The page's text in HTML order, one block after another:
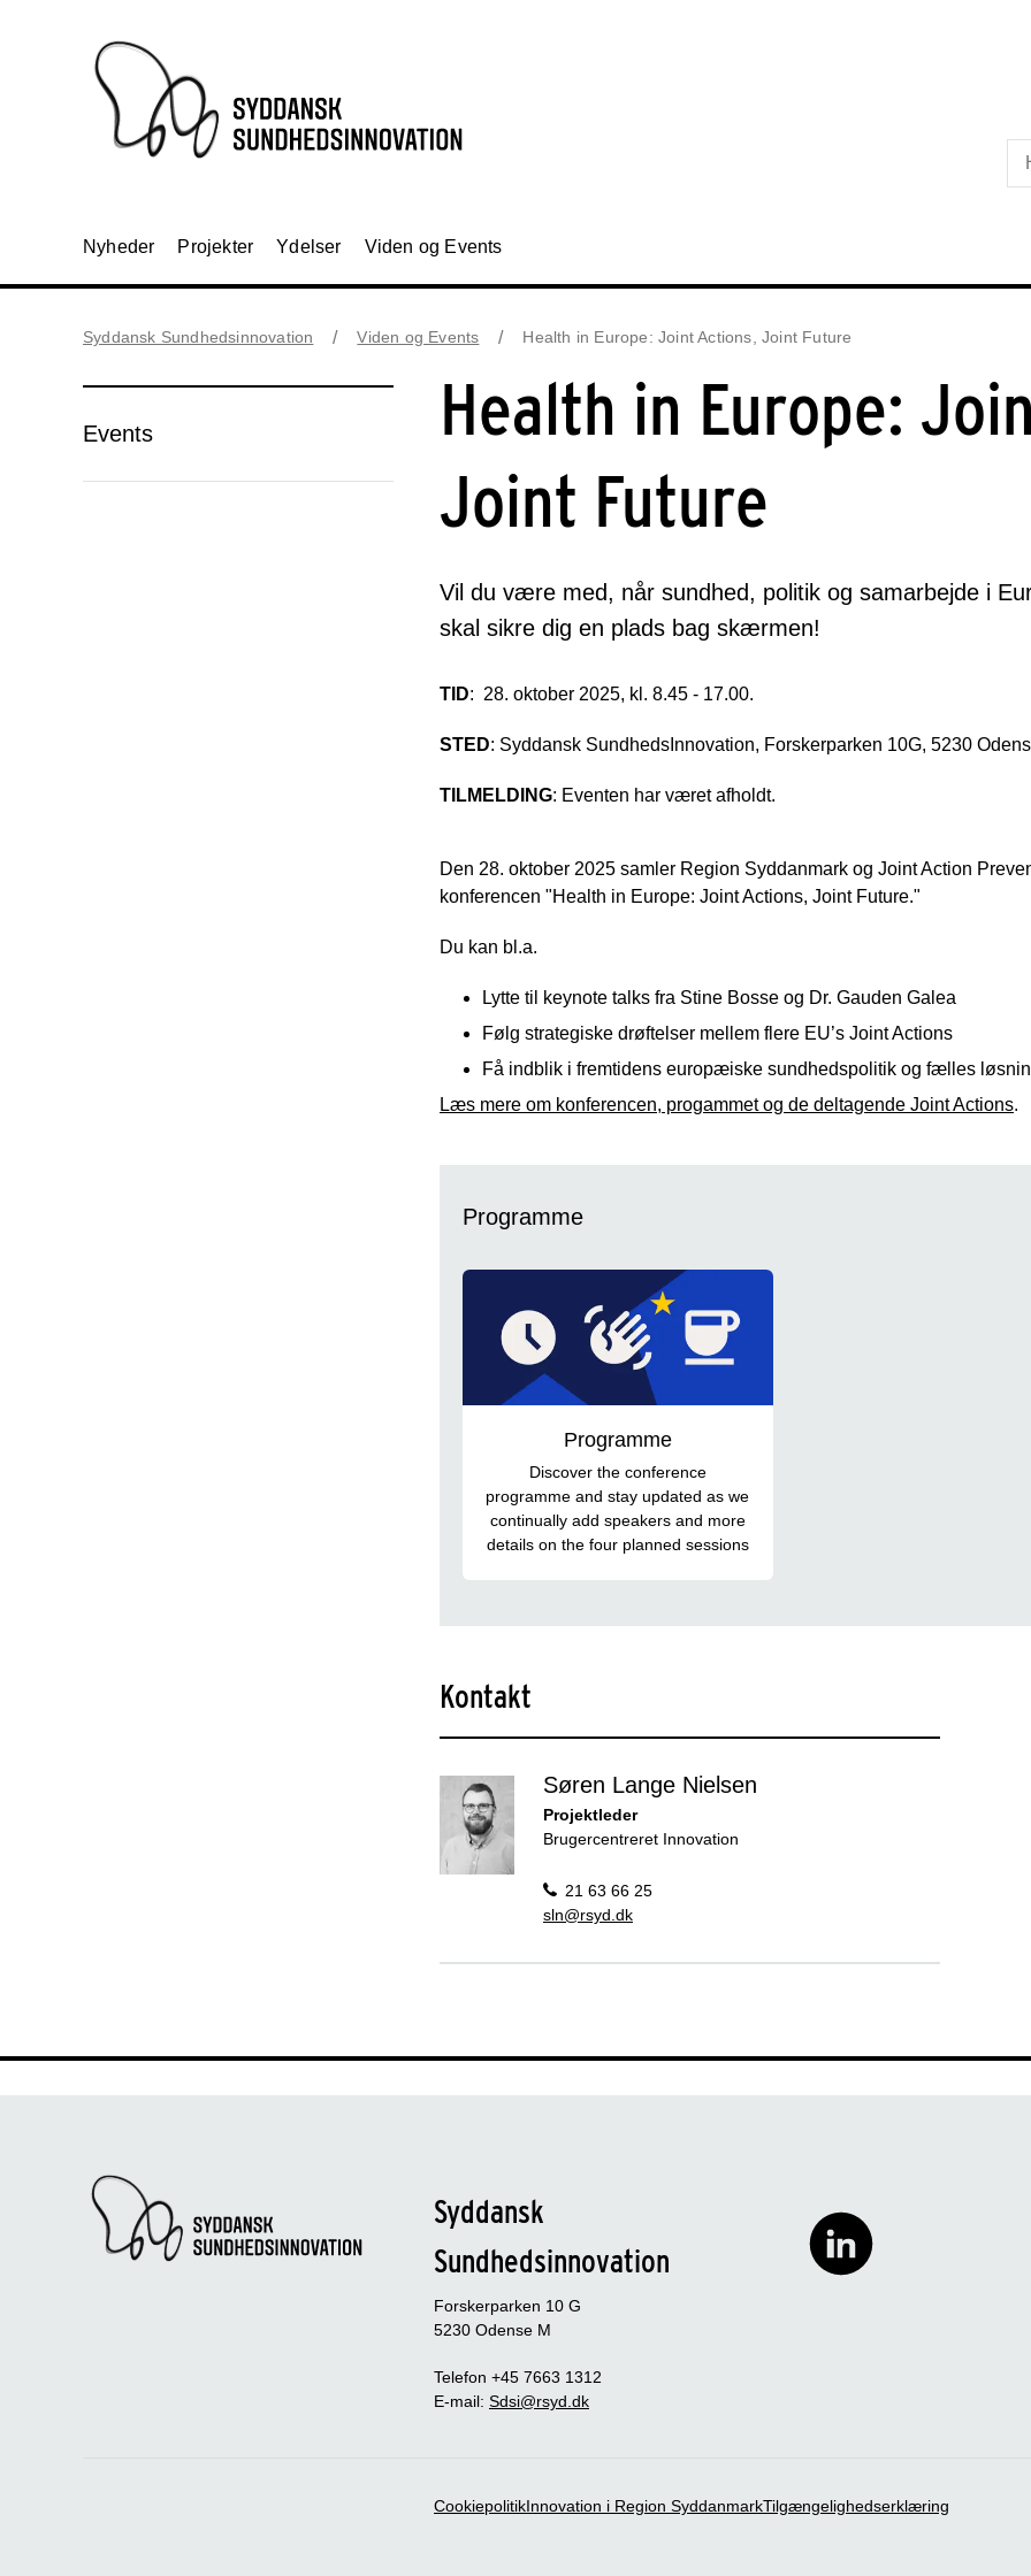
Nyheder Projekter Ydelser Viden og Events
Syddansk Sundhedsinnovation Viden og Events Health in Europe: Joint Actions, Joint Future
Events
Health in Europe:
Joint Future
Vil du være med, når sundhed, politik og samarbejde i
skal sikre dig en plads bag skærmen!
TID: 28. oktober 2025, kl. 8.45 - 17.00.
STED: Syddansk SundhedsInnovation, Forskerparken 10G, 5230
TILMELDING: Eventen har været afholdt.
Den 28. oktober 2025 samler Region Syddanmark og Joint Action
konferencen "Health in Europe: Joint Actions, Joint Future."
Du kan bl.a.
Lytte til keynote talks fra Stine Bosse og Dr. Gauden Galea
Følg strategiske drøftelser mellem flere EU’s Joint Actions
Få indblik i fremtidens europæiske sundhedspolitik og fælles
Læs mere om konferencen, progammet og de deltagende Joint Actions.
Programme
Programme
Discover the conference
programme and stay updated as we
continually add speakers and more
details on the four planned sessions
Kontakt
Søren Lange Nielsen
Projektleder
Brugercentreret Innovation
21 63 66 25
sln@rsyd.dk
Syddansk
Sundhedsinnovation
Forskerparken 10 G
5230 Odense M
Telefon +45 7663 1312
E-mail: Sdsi@rsyd.dk
CookiepolitikInnovation i Region SyddanmarkTilgængelighedserklæring